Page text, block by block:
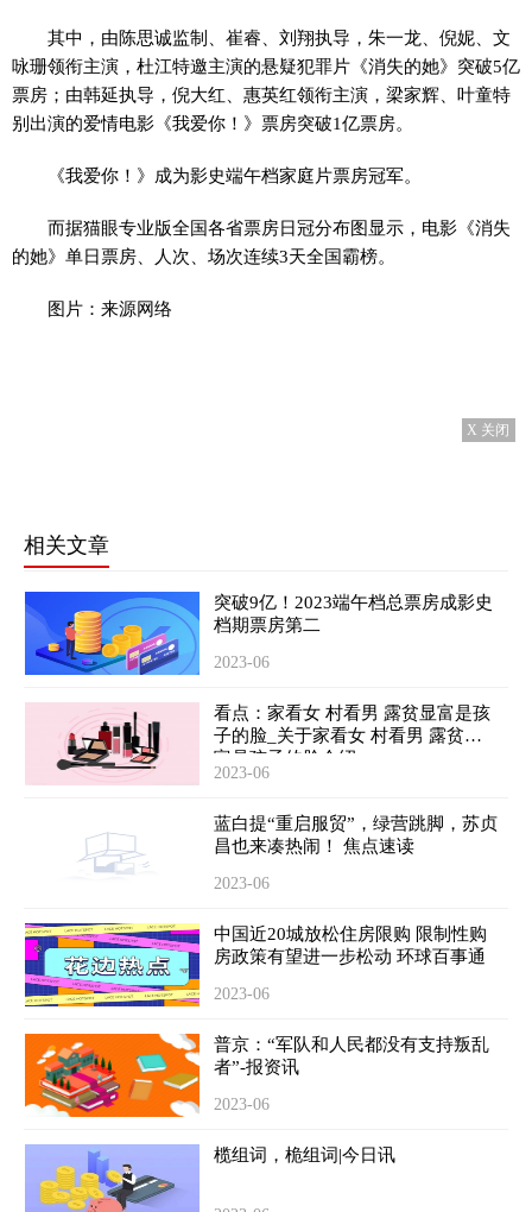
其中，由陈思诚监制、崔睿、刘翔执导，朱一龙、倪妮、文
咏珊领衔主演，杜江特邀主演的悬疑犯罪片《消失的她》突破5亿
票房；由韩延执导，倪大红、惠英红领衔主演，梁家辉、叶童特
别出演的爱情电影《我爱你！》票房突破1亿票房。
《我爱你！》成为影史端午档家庭片票房冠军。
而据猫眼专业版全国各省票房日冠分布图显示，电影《消失
的她》单日票房、人次、场次连续3天全国霸榜。
图片：来源网络
X 关闭
相关文章
突破9亿！2023端午档总票房成影史
档期票房第二
2023-06
看点：家看女 村看男 露贫显富是孩
子的脸_关于家看女 村看男 露贫显
富是孩子的脸介绍
2023-06
蓝白提“重启服贸”，绿营跳脚，苏贞
昌也来凑热闹！ 焦点速读
2023-06
中国近20城放松住房限购 限制性购
房政策有望进一步松动 环球百事通
2023-06
普京：“军队和人民都没有支持叛乱
者”-报资讯
2023-06
榄组词，桅组词|今日讯